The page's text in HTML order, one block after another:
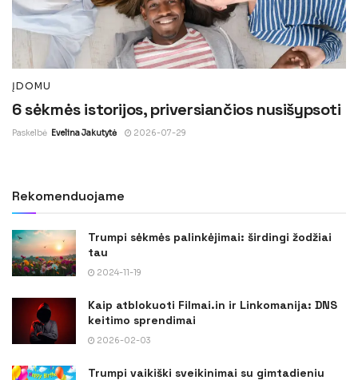
ĮDOMU
6 sėkmės istorijos, priversiančios nusišypsoti
Paskelbė Evelina Jakutytė 2026-07-29
Rekomenduojame
Trumpi sėkmės palinkėjimai: širdingi žodžiai
tau
2024-11-19
Kaip atblokuoti Filmai.in ir Linkomanija: DNS
keitimo sprendimai
2026-02-03
Trumpi vaikiški sveikinimai su gimtadieniu